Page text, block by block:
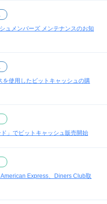
ュメンバーズ メンテナンスのお知
を使用したビットキャッシュの購
」でビットキャッシュ販売開始
Express、Diners Club取